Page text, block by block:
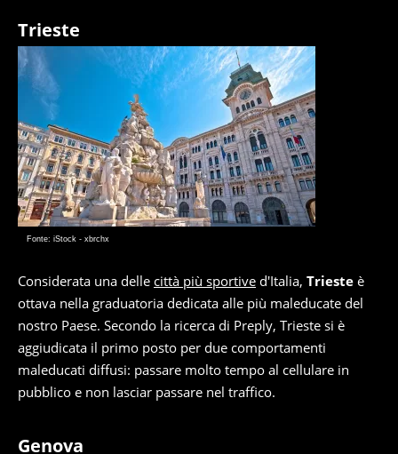
Trieste
Fonte: iStock - xbrchx
Considerata una delle città più sportive d'Italia, Trieste è
ottava nella graduatoria dedicata alle più maleducate del
nostro Paese. Secondo la ricerca di Preply, Trieste si è
aggiudicata il primo posto per due comportamenti
maleducati diffusi: passare molto tempo al cellulare in
pubblico e non lasciar passare nel traffico.
Genova